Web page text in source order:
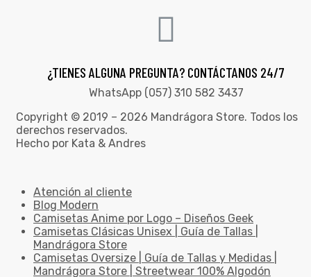
¿TIENES ALGUNA PREGUNTA? CONTÁCTANOS 24/7
WhatsApp (057) 310 582 3437
Copyright © 2019 – 2026 Mandrágora Store. Todos los
derechos reservados.
Hecho por Kata & Andres
Atención al cliente
Blog Modern
Camisetas Anime por Logo – Diseños Geek
Camisetas Clásicas Unisex | Guía de Tallas |
Mandrágora Store
Camisetas Oversize | Guía de Tallas y Medidas |
Mandrágora Store | Streetwear 100% Algodón